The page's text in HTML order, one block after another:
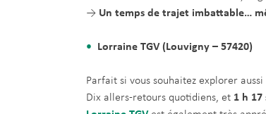
→ Un temps de trajet imbattable…
Lorraine TGV (Louvigny – 57420)
Parfait si vous souhaitez explorer
Dix allers-retours quotidiens, et 1 h 17